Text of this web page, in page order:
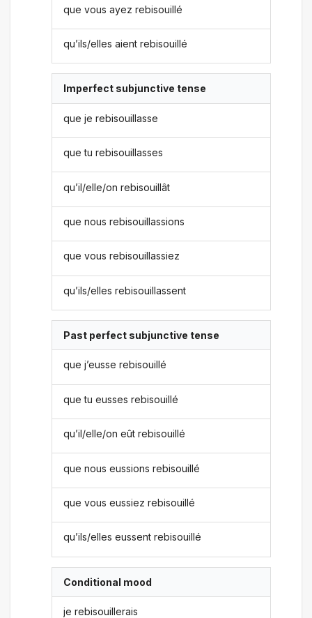
que vous ayez rebisouillé
qu’ils/elles aient rebisouillé
Imperfect subjunctive tense
que je rebisouillasse
que tu rebisouillasses
qu’il/elle/on rebisouillât
que nous rebisouillassions
que vous rebisouillassiez
qu’ils/elles rebisouillassent
Past perfect subjunctive tense
que j’eusse rebisouillé
que tu eusses rebisouillé
qu’il/elle/on eût rebisouillé
que nous eussions rebisouillé
que vous eussiez rebisouillé
qu’ils/elles eussent rebisouillé
Conditional mood
je rebisouillerais